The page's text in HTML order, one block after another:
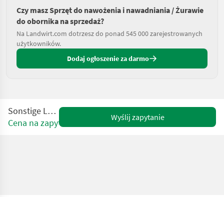
Czy masz Sprzęt do nawożenia i nawadniania / Żurawie
do obornika na sprzedaż?
Na Landwirt.com dotrzesz do ponad 545 000 zarejestrowanych
użytkowników.
Dodaj ogłoszenie za darmo
Sonstige LH 24 M
Cena na zapytanie
Wyślij zapytanie